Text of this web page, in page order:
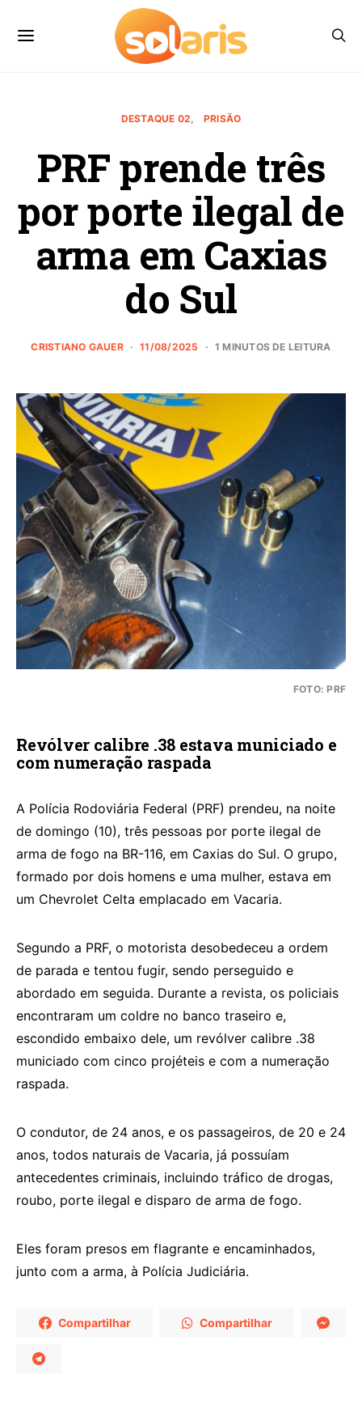
DESTAQUE 02 PRISÃO
PRF prende três
por porte ilegal de
arma em Caxias
do Sul
CRISTIANO GAUER 11/08/2025 1 MINUTOS DE LEITURA
FOTO: PRF
Revólver calibre .38 estava municiado e
com numeração raspada
A Polícia Rodoviária Federal (PRF) prendeu, na noite
de domingo (10), três pessoas por porte ilegal de
arma de fogo na BR-116, em Caxias do Sul. O grupo,
formado por dois homens e uma mulher, estava em
um Chevrolet Celta emplacado em Vacaria.
Segundo a PRF, o motorista desobedeceu a ordem
de parada e tentou fugir, sendo perseguido e
abordado em seguida. Durante a revista, os policiais
encontraram um coldre no banco traseiro e,
escondido embaixo dele, um revólver calibre .38
municiado com cinco projéteis e com a numeração
raspada.
O condutor, de 24 anos, e os passageiros, de 20 e 24
anos, todos naturais de Vacaria, já possuíam
antecedentes criminais, incluindo tráfico de drogas,
roubo, porte ilegal e disparo de arma de fogo.
Eles foram presos em flagrante e encaminhados,
junto com a arma, à Polícia Judiciária.
Compartilhar Compartilhar